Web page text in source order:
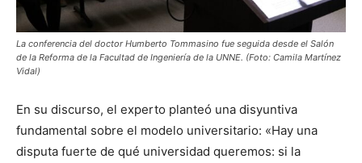
La conferencia del doctor Humberto Tommasino fue seguida desde el Salón
de la Reforma de la Facultad de Ingeniería de la UNNE. (Foto: Camila Martínez
Vidal)
En su discurso, el experto planteó una disyuntiva
fundamental sobre el modelo universitario: «Hay una
disputa fuerte de qué universidad queremos: si la